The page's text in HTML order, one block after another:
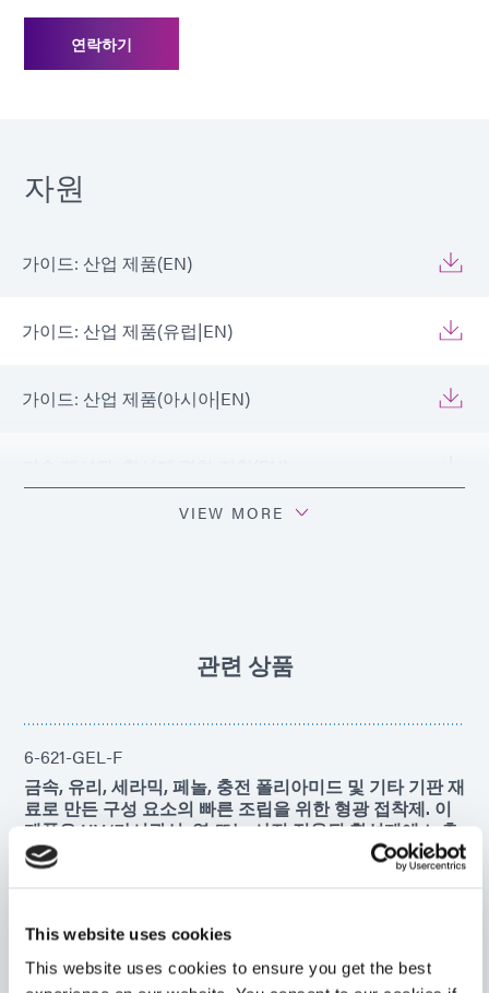
This website uses cookies
This website uses cookies to ensure you get the best
연락하기
자원
가이드: 산업 제품(EN)
가이드: 산업 제품(유럽|EN)
가이드: 산업 제품(아시아|EN)
VIEW MORE
관련 상품
6-621-GEL-F
금속, 유리, 세라믹, 페놀, 충전 폴리아미드 및 기타 기판 재
료로 만든 구성 요소의 빠른 조립을 위한 형광 접착제. 이
제품은 UV/가시광선, 열 또는 사전 적용된 활성제에 노출
되면 빠르게 경화됩니다.
Europe